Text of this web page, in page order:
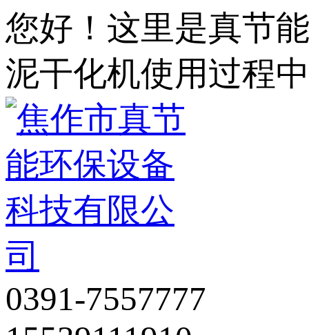
您好！这里是真节
泥干化机使用过程
0391-7557777